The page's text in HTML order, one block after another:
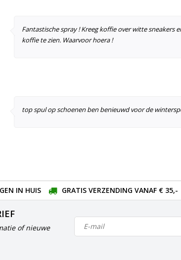
Fantastische spray ! Kreeg koffie over witte sneakers
koffie te zien. Waarvoor hoera !
top spul op schoenen ben benieuwd voor de
IN HUIS GRATIS VERZENDING VANAF € 35,-
of nieuwe